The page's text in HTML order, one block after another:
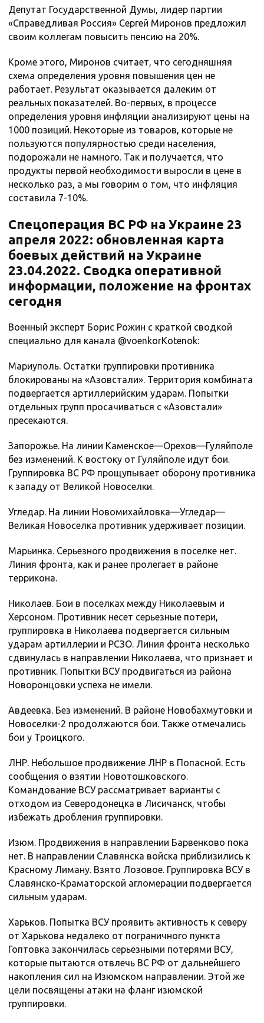
Депутат Государственной Думы, лидер партии
«Справедливая Россия» Сергей Миронов предложил
своим коллегам повысить пенсию на 20%.
Кроме этого, Миронов считает, что сегодняшняя
схема определения уровня повышения цен не
работает. Результат оказывается далеким от
реальных показателей. Во-первых, в процессе
определения уровня инфляции анализируют цены на
1000 позиций. Некоторые из товаров, которые не
пользуются популярностью среди населения,
подорожали не намного. Так и получается, что
продукты первой необходимости выросли в цене в
несколько раз, а мы говорим о том, что инфляция
составила 7-10%.
Спецоперация ВС РФ на Украине 23
апреля 2022: обновленная карта
боевых действий на Украине
23.04.2022. Сводка оперативной
информации, положение на фронтах
сегодня
Военный эксперт Борис Рожин с краткой сводкой
специально для канала @voenkorKotenok:
Мариуполь. Остатки группировки противника
блокированы на «Азовстали». Территория комбината
подвергается артиллерийским ударам. Попытки
отдельных групп просачиваться с «Азовстали»
пресекаются.
Запорожье. На линии Каменское—Орехов—Гуляйполе
без изменений. К востоку от Гуляйполе идут бои.
Группировка ВС РФ прощупывает оборону противника
к западу от Великой Новоселки.
Угледар. На линии Новомихайловка—Угледар—
Великая Новоселка противник удерживает позиции.
Марьинка. Серьезного продвижения в поселке нет.
Линия фронта, как и ранее пролегает в районе
террикона.
Николаев. Бои в поселках между Николаевым и
Херсоном. Противник несет серьезные потери,
группировка в Николаева подвергается сильным
ударам артиллерии и РСЗО. Линия фронта несколько
сдвинулась в направлении Николаева, что признает и
противник. Попытки ВСУ продвигаться из района
Новоронцовки успеха не имели.
Авдеевка. Без изменений. В районе Новобахмутовки и
Новоселки-2 продолжаются бои. Также отмечались
бои у Троицкого.
ЛНР. Небольшое продвижение ЛНР в Попасной. Есть
сообщения о взятии Новотошковского.
Командование ВСУ рассматривает варианты с
отходом из Северодонецка в Лисичанск, чтобы
избежать дробления группировки.
Изюм. Продвижения в направлении Барвенково пока
нет. В направлении Славянска войска приблизились к
Красному Лиману. Взято Лозовое. Группировка ВСУ в
Славянско-Краматорской агломерации подвергается
сильным ударам.
Харьков. Попытка ВСУ проявить активность к северу
от Харькова недалеко от пограничного пункта
Гоптовка закончилась серьезными потерями ВСУ,
которые пытаются отвлечь ВС РФ от дальнейшего
накопления сил на Изюмском направлении. Этой же
цели посвящены атаки на фланг изюмской
группировки.